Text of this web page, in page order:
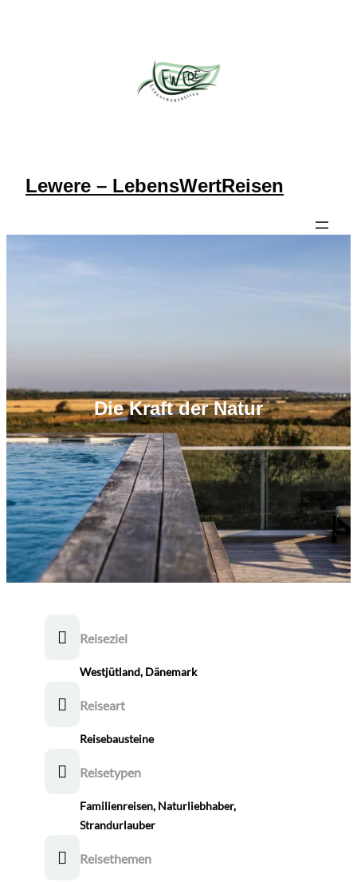
Lewere – LebensWertReisen
Die Kraft der Natur
Reiseziel
Westjütland, Dänemark
Reiseart
Reisebausteine
Reisetypen
Familienreisen, Naturliebhaber,
Strandurlauber
Reisethemen